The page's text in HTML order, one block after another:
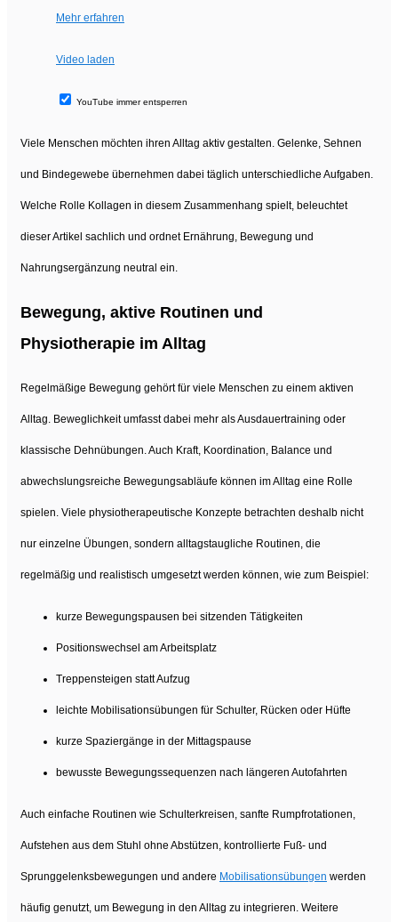
Mehr erfahren
Video laden
YouTube immer entsperren
Viele Menschen möchten ihren Alltag aktiv gestalten. Gelenke, Sehnen
und Bindegewebe übernehmen dabei täglich unterschiedliche Aufgaben.
Welche Rolle Kollagen in diesem Zusammenhang spielt, beleuchtet
dieser Artikel sachlich und ordnet Ernährung, Bewegung und
Nahrungsergänzung neutral ein.
Bewegung, aktive Routinen und
Physiotherapie im Alltag
Regelmäßige Bewegung gehört für viele Menschen zu einem aktiven
Alltag. Beweglichkeit umfasst dabei mehr als Ausdauertraining oder
klassische Dehnübungen. Auch Kraft, Koordination, Balance und
abwechslungsreiche Bewegungsabläufe können im Alltag eine Rolle
spielen. Viele physiotherapeutische Konzepte betrachten deshalb nicht
nur einzelne Übungen, sondern alltagstaugliche Routinen, die
regelmäßig und realistisch umgesetzt werden können, wie zum Beispiel:
kurze Bewegungspausen bei sitzenden Tätigkeiten
Positionswechsel am Arbeitsplatz
Treppensteigen statt Aufzug
leichte Mobilisationsübungen für Schulter, Rücken oder Hüfte
kurze Spaziergänge in der Mittagspause
bewusste Bewegungssequenzen nach längeren Autofahrten
Auch einfache Routinen wie Schulterkreisen, sanfte Rumpfrotationen,
Aufstehen aus dem Stuhl ohne Abstützen, kontrollierte Fuß- und
Sprunggelenksbewegungen und andere Mobilisationsübungen werden
häufig genutzt, um Bewegung in den Alltag zu integrieren. Weitere